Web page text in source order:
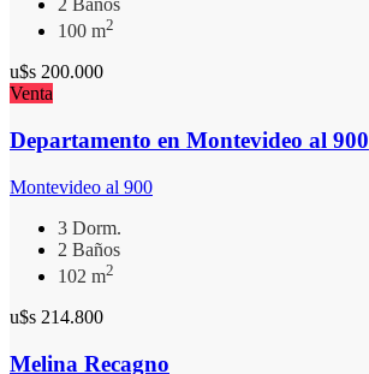
2 Baños
100 m2
u$s 200.000
Venta
Departamento en Montevideo al 900
Montevideo al 900
3 Dorm.
2 Baños
102 m2
u$s 214.800
Melina Recagno